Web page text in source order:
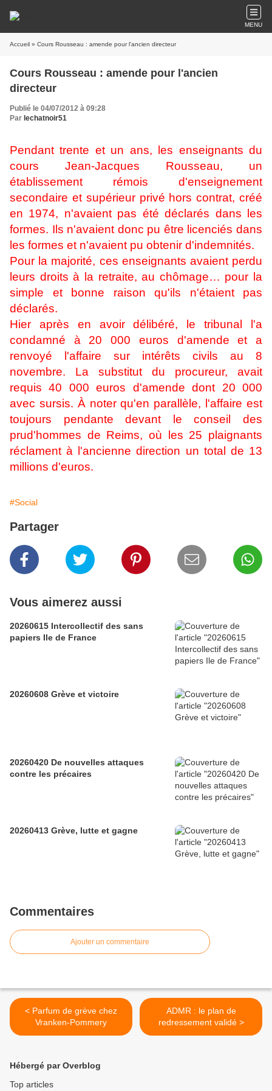
MENU
Accueil » Cours Rousseau : amende pour l'ancien directeur
Cours Rousseau : amende pour l'ancien
directeur
Publié le 04/07/2012 à 09:28
Par lechatnoir51
Pendant trente et un ans, les enseignants du
cours Jean-Jacques Rousseau, un
établissement rémois d'enseignement
secondaire et supérieur privé hors contrat, créé
en 1974, n'avaient pas été déclarés dans les
formes. Ils n'avaient donc pu être licenciés dans
les formes et n'avaient pu obtenir d'indemnités.
Pour la majorité, ces enseignants avaient perdu
leurs droits à la retraite, au chômage… pour la
simple et bonne raison qu'ils n'étaient pas
déclarés.
Hier après en avoir délibéré, le tribunal l'a
condamné à 20 000 euros d'amende et a
renvoyé l'affaire sur intérêts civils au 8
novembre. La substitut du procureur, avait
requis 40 000 euros d'amende dont 20 000
avec sursis. À noter qu'en parallèle, l'affaire est
toujours pendante devant le conseil des
prud'hommes de Reims, où les 25 plaignants
réclament à l'ancienne direction un total de 13
millions d'euros.
#Social
Partager
Vous aimerez aussi
20260615 Intercollectif des sans
papiers Ile de France
20260608 Grève et victoire
20260420 De nouvelles attaques
contre les précaires
20260413 Grève, lutte et gagne
Commentaires
Ajouter un commentaire
< Parfum de grève chez
Vranken-Pommery
ADMR : le plan de
redressement validé >
Hébergé par Overblog
Top articles